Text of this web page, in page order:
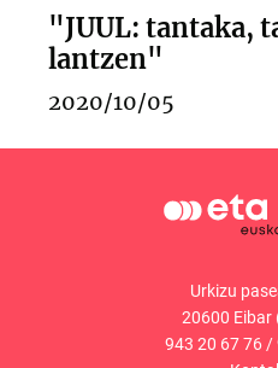
"JUUL: tantaka,
lantzen"
2020/10/05
Urkizu
20600 Eibar
943 20 67 76 /